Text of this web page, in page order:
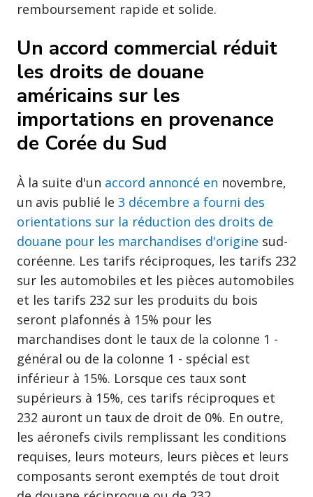
remboursement rapide et solide.
Un accord commercial réduit
les droits de douane
américains sur les
importations en provenance
de Corée du Sud
À la suite d'un accord annoncé en novembre,
un avis publié le 3 décembre a fourni des
orientations sur la réduction des droits de
douane pour les marchandises d'origine sud-
coréenne. Les tarifs réciproques, les tarifs 232
sur les automobiles et les pièces automobiles
et les tarifs 232 sur les produits du bois
seront plafonnés à 15% pour les
marchandises dont le taux de la colonne 1 -
général ou de la colonne 1 - spécial est
inférieur à 15%. Lorsque ces taux sont
supérieurs à 15%, ces tarifs réciproques et
232 auront un taux de droit de 0%. En outre,
les aéronefs civils remplissant les conditions
requises, leurs moteurs, leurs pièces et leurs
composants seront exemptés de tout droit